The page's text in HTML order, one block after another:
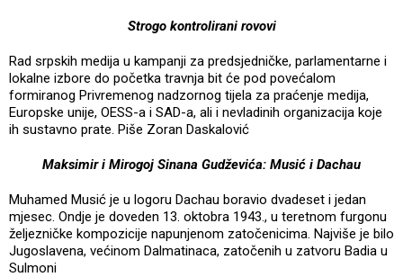
Strogo kontrolirani rovovi
Rad srpskih medija u kampanji za predsjedničke, parlamentarne i
lokalne izbore do početka travnja bit će pod povećalom
formiranog Privremenog nadzornog tijela za praćenje medija,
Europske unije, OESS-a i SAD-a, ali i nevladinih organizacija koje
ih sustavno prate. Piše Zoran Daskalović
Maksimir i Mirogoj Sinana Gudževića: Musić i Dachau
Muhamed Musić je u logoru Dachau boravio dvadeset i jedan
mjesec. Ondje je doveden 13. oktobra 1943., u teretnom furgonu
željezničke kompozicije napunjenom zatočenicima. Najviše je bilo
Jugoslavena, većinom Dalmatinaca, zatočenih u zatvoru Badia u
Sulmoni